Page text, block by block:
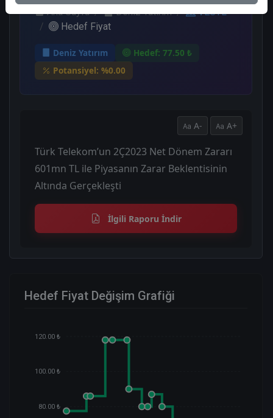
Ana Sayfa Deniz Yatırım
VESTL
Hedef Fiyat
Deniz Yatırım
Hedef: 77.50 ₺
Potansiyel: %0.00
A- A+
Türk Telekom’un 2Ç2023 Net Dönem Zararı
601mn TL ile Piyasanın Zarar Beklentisinin
Altında Gerçekleşti
İlgili Raporu İndir
Hedef Fiyat Değişim Grafiği
120.00 ₺
100.00 ₺
80.00 ₺